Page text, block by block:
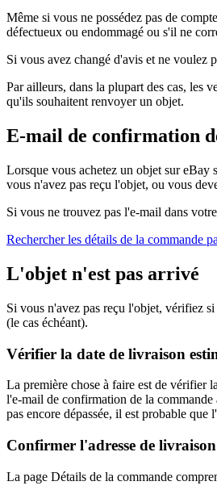
Même si vous ne possédez pas de
défectueux ou endommagé ou s'il ne
Si vous avez changé d'avis et ne voulez
Par ailleurs, dans la plupart des cas, les
qu'ils souhaitent renvoyer un objet.
E-mail de confirmation
Lorsque vous achetez un objet sur
vous n'avez pas reçu l'objet, ou vous
Si vous ne trouvez pas l'e-mail dans
Rechercher les détails de la commande
L'objet n'est pas arrivé
Si vous n'avez pas reçu l'objet, vérifiez
(le cas échéant).
Vérifier la date de livraison
La première chose à faire est de vérifier
l'e-mail de confirmation de la
pas encore dépassée, il est probable que
Confirmer l'adresse de livraison
La page Détails de la commande